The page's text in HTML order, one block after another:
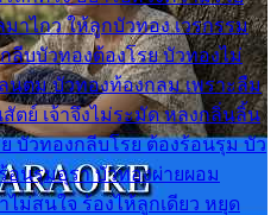
าไกว ให้ลูกบัวทอง เวรกรรม
ลีบบัวทองต้องโรย บัวทองไม่
นตม บัวทองท้องกลม เพราะลืม
ย์ เจ้าจึงไม่ระมัด หลงกลิ่นลิ้น
บัวทองกลีบโรย ต้องร้อนรุม บัว
นรุมอุรา บัวทองผ่ายผอม
ม่สนใจ ร้องไห้ลูกเดียว หยุด